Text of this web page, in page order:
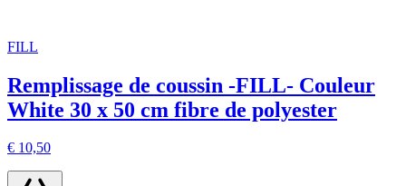
FILL
Remplissage de coussin -FILL- Couleur
White 30 x 50 cm fibre de polyester
€ 10,50